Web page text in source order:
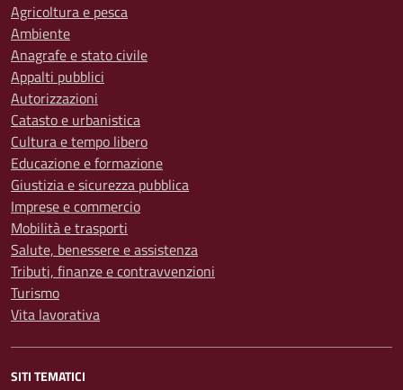
Agricoltura e pesca
Ambiente
Anagrafe e stato civile
Appalti pubblici
Autorizzazioni
Catasto e urbanistica
Cultura e tempo libero
Educazione e formazione
Giustizia e sicurezza pubblica
Imprese e commercio
Mobilità e trasporti
Salute, benessere e assistenza
Tributi, finanze e contravvenzioni
Turismo
Vita lavorativa
SITI TEMATICI